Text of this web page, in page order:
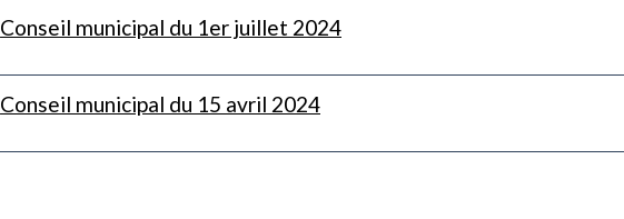
Conseil municipal du 1er juillet 2024
Conseil municipal du 15 avril 2024